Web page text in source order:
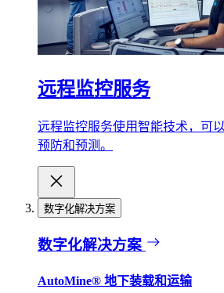
远程监控服务
远程监控服务使用智能技术，可
预防和预测。
数字化解决方案
数字化解决方案
AutoMine® 地下装载和运输